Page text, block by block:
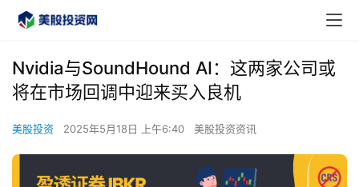
Nvidia与SoundHound AI：这两家公司或
将在市场回调中迎来买入良机
美股投资 2025年5月18日 上午6:40 美股投资资讯